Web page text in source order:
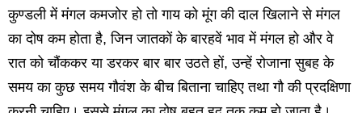
कुण्‍डली में मंगल कमजोर हो तो गाय को मूंग की दाल खिलाने से मंगल
का दोष कम होता है, जिन जातकों के बारहवें भाव में मंगल हो और वे
रात को चौंककर या डरकर बार बार उठते हों, उन्‍हें रोजाना सुबह के
समय का कुछ समय गौवंश के बीच बिताना चाहिए तथा गौ की प्रदक्षिणा